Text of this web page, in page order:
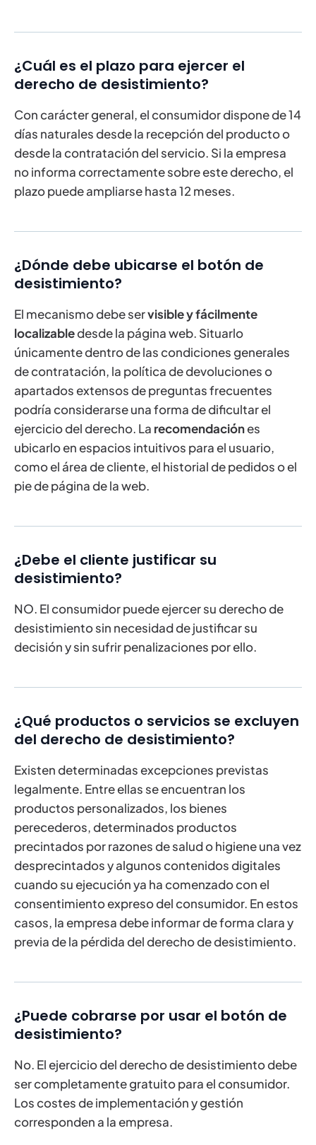
¿Cuál es el plazo para ejercer el
derecho de desistimiento?
Con carácter general, el consumidor dispone de 14
días naturales desde la recepción del producto o
desde la contratación del servicio. Si la empresa
no informa correctamente sobre este derecho, el
plazo puede ampliarse hasta 12 meses.
¿Dónde debe ubicarse el botón de
desistimiento?
El mecanismo debe servisible y fácilmente
localizabledesde la página web. Situarlo
únicamente dentro de las condiciones generales
de contratación, la política de devoluciones o
apartados extensos de preguntas frecuentes
podría considerarse una forma de dificultar el
ejercicio del derecho. La recomendaciónes
ubicarlo en espacios intuitivos para el usuario,
como el área de cliente, el historial de pedidos o el
pie de página de la web.
¿Debe el cliente justificar su
desistimiento?
NO. El consumidor puede ejercer su derecho de
desistimiento sin necesidad de justificar su
decisión y sin sufrir penalizaciones por ello.
¿Qué productos o servicios se excluyen
del derecho de desistimiento?
Existen determinadas excepciones previstas
legalmente. Entre ellas se encuentran los
productos personalizados, los bienes
perecederos, determinados productos
precintados por razones de salud o higiene una vez
desprecintados y algunos contenidos digitales
cuando su ejecución ya ha comenzado con el
consentimiento expreso del consumidor. En estos
casos, la empresa debe informar de forma clara y
previa de la pérdida del derecho de desistimiento.
¿Puede cobrarse por usar el botón de
desistimiento?
No. El ejercicio del derecho de desistimiento debe
ser completamente gratuito para el consumidor.
Los costes de implementación y gestión
corresponden a la empresa.